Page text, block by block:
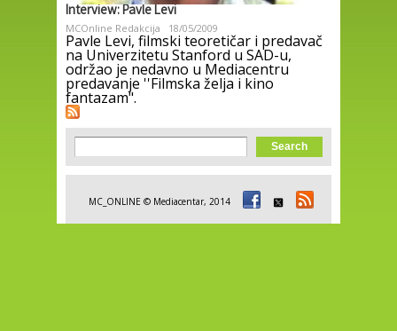
Interview: Pavle Levi
MCOnline Redakcija 18/05/2009
Pavle Levi, filmski teoretičar i predavač
na Univerzitetu Stanford u SAD-u,
održao je nedavno u Mediacentru
predavanje ''Filmska želja i kino
fantazam".
Search form
Search
MC_ONLINE © Mediacentar, 2014